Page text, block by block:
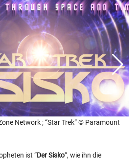
Network ; “Star Trek” © Paramount
ist “Der Sisko“, wie ihn die